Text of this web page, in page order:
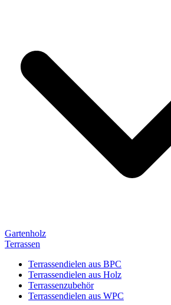
Gartenholz
Terrassen
Terrassendielen aus BPC
Terrassendielen aus Holz
Terrassenzubehör
Terrassendielen aus WPC